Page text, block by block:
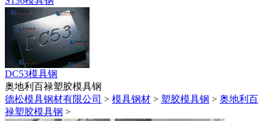
DC53模具钢
奥地利百禄塑胶模具钢
德松模具钢材有限公司 > 模具钢材 > 塑胶模具钢 > 奥地利百
禄塑胶模具钢 >